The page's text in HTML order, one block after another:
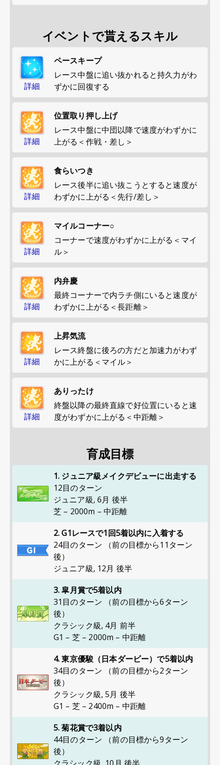
イベントで貰えるスキル
詳細
ペースキープ
レース中盤に追い抜かれると持久力がわ
ずかに回復する
詳細
位置取り押し上げ
レース中盤に中団以降で速度がわずかに
上がる＜作戦・差し＞
詳細
食らいつき
レース後半に追い抜こうとすると速度が
わずかに上がる＜先行/差し＞
詳細
マイルコーナー○
コーナーで速度がわずかに上がる＜マイ
ル＞
詳細
内弁慶
最終コーナーで内ラチ側にいると速度が
わずかに上がる＜長距離＞
詳細
上昇気流
レース終盤に後ろの方だと加速力がわず
かに上がる＜マイル＞
詳細
ありったけ
終盤以降の最終直線で好位置にいると速
度がわずかに上がる＜中距離＞
育成目標
1. ジュニア級メイクデビューに出走する
12目のターン
ジュニア級, 6月 後半
芝 – 2000m – 中距離
2. G1レースで1回5着以内に入着する
24目のターン （前の目標から11ターン
後）
ジュニア級, 12月 後半
3. 皐月賞で5着以内
31目のターン （前の目標から6ターン
後）
クラシック級, 4月 前半
G1 – 芝 – 2000m – 中距離
4. 東京優駿（日本ダービー）で5着以内
34目のターン （前の目標から2ターン
後）
クラシック級, 5月 後半
G1 – 芝 – 2400m – 中距離
5. 菊花賞で3着以内
44目のターン （前の目標から9ターン
後）